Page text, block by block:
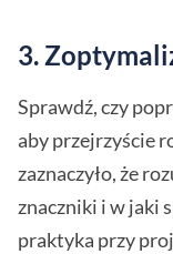
3.
Sprawdź, czy
aby przejrzyście
zaznaczyło, że
znaczniki i w jaki
praktyka przy